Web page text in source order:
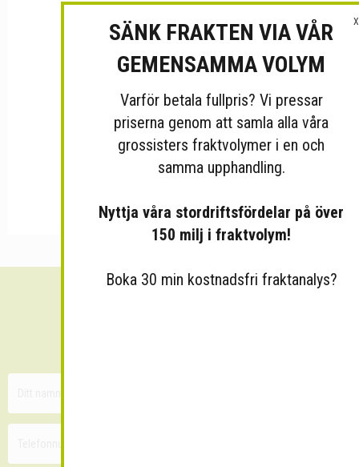
X
SÄNK FRAKTEN VIA VÅR
GEMENSAMMA VOLYM
Varför betala fullpris? Vi pressar
priserna genom att samla alla våra
grossisters fraktvolymer i en och
samma upphandling.
Nyttja våra stordriftsfördelar på över
150 milj i fraktvolym!
Boka 30 min kostnadsfri fraktanalys?